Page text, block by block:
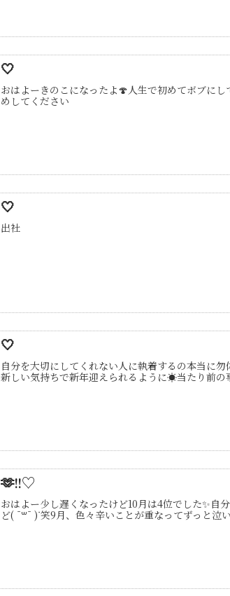
‎🤍
おはよーきのこになったよ🍄人生で初めてボブに
めしてください
‎🤍
出社
‎🤍
自分を大切にしてくれない人に執着するの本当に
新しい気持ちで新年迎えられるように☀️当たり前
🫶!!♡
おはよー少し遅くなったけど10月は4位でした✨自
ど( ¯꒳​¯ )ᐝ笑9月、色々辛いことが重なってずっと